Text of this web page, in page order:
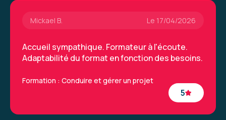
Mickael B. Le 17/04/2026
5
Accueil sympathique. Formateur à l'écoute.
Adaptabilité du format en fonction des besoins.
Formation : Conduire et gérer un projet